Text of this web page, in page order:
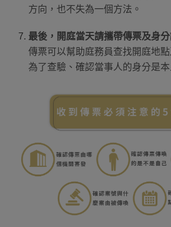
方向，也不失為一個方法。
最後，開庭當天請攜帶傳票及身
傳票可以幫助庭務員查找開庭地
為了查驗、確認當事人的身分是本